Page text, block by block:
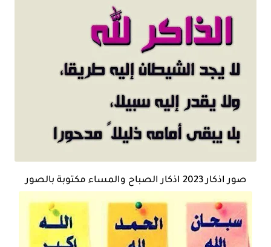
صور اذكار 2023 اذكار الصباح والمساء مكتوبة بالصور